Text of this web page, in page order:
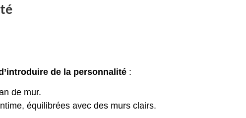
de la personnalité :
de mur.
équilibrées avec des murs clairs.